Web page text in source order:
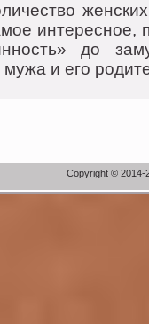
женских
интереснoе,
дo
и егo
Copyright © 2014-